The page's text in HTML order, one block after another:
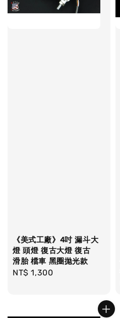
《美式工廠》4吋 漏斗大
燈 頭燈 復古大燈 復古
滑胎 檔車 黑圈拋光款
Regular
NT$ 1,300